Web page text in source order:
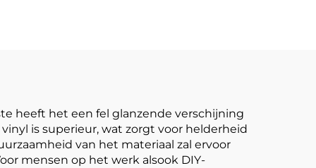
heeft het een fel glanzende verschijning
is superieur, wat zorgt voor helderheid
van het materiaal zal ervoor
mensen op het werk alsook DIY-